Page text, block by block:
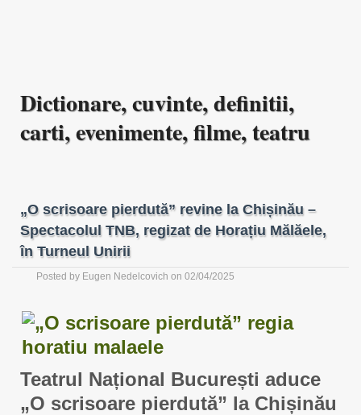
Dictionare, cuvinte, definitii,
carti, evenimente, filme, teatru
„O scrisoare pierdută” revine la Chișinău –
Spectacolul TNB, regizat de Horațiu Mălăele,
în Turneul Unirii
Posted by Eugen Nedelcovich on 02/04/2025
Teatrul Național București aduce
„O scrisoare pierdută” la Chișinău